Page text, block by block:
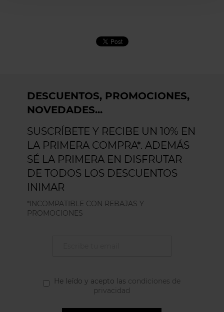
DESCUENTOS, PROMOCIONES,
NOVEDADES...
SUSCRÍBETE Y RECIBE UN 10% EN
LA PRIMERA COMPRA*. ADEMÁS
SÉ LA PRIMERA EN DISFRUTAR
DE TODOS LOS DESCUENTOS
INIMAR
*INCOMPATIBLE CON REBAJAS Y
PROMOCIONES
He leído y acepto las condiciones de
privacidad